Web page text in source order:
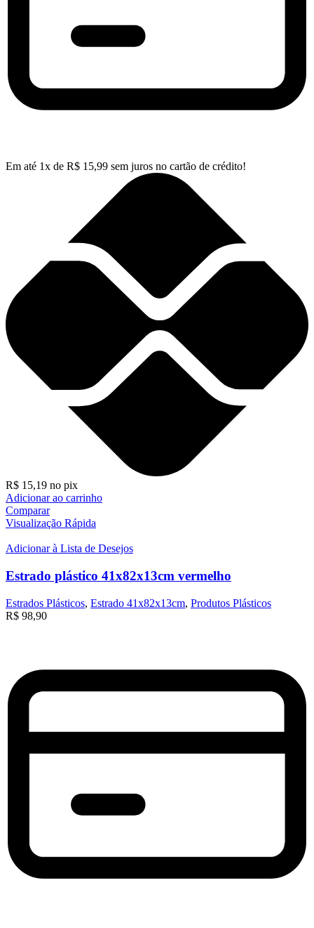
Em até 1x de R$ 15,99 sem juros no cartão de crédito!
R$ 15,19 no pix
Adicionar ao carrinho
Comparar
Visualização Rápida
Adicionar à Lista de Desejos
Estrado plástico 41x82x13cm vermelho
Estrados Plásticos, Estrado 41x82x13cm, Produtos Plásticos
R$ 98,90